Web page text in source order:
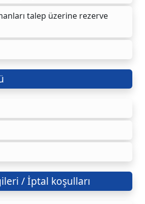
talep üzerine rezerve
/ İptal koşulları